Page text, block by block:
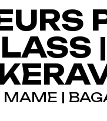
|
MAME |